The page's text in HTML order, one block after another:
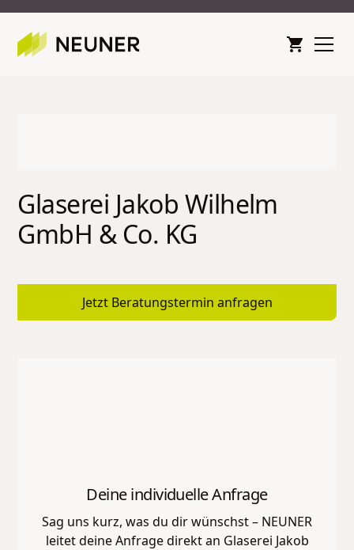
Glaserei Jakob Wilhelm
GmbH & Co. KG
Jetzt Beratungstermin anfragen
Deine individuelle Anfrage
Sag uns kurz, was du dir wünschst – NEUNER
leitet deine Anfrage direkt an Glaserei Jakob